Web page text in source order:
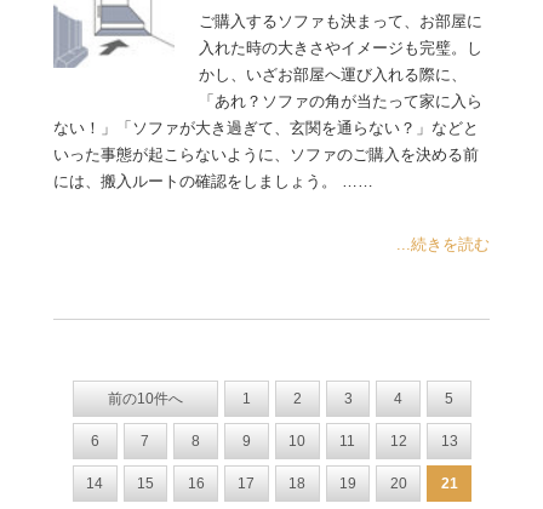
ご購入するソファも決まって、お部屋に
入れた時の大きさやイメージも完璧。し
かし、いざお部屋へ運び入れる際に、
「あれ？ソファの角が当たって家に入ら
ない！」「ソファが大き過ぎて、玄関を通らない？」などと
いった事態が起こらないように、ソファのご購入を決める前
には、搬入ルートの確認をしましょう。 ……
...続きを読む
前の10件へ 1 2 3 4 5
6 7 8 9 10 11 12 13
14 15 16 17 18 19 20 21